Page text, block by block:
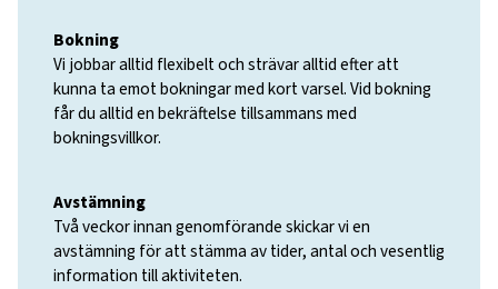
Bokning
Vi jobbar alltid flexibelt och strävar alltid efter att
kunna ta emot bokningar med kort varsel. Vid bokning
får du alltid en bekräftelse tillsammans med
bokningsvillkor.
Avstämning
Två veckor innan genomförande skickar vi en
avstämning för att stämma av tider, antal och vesentlig
information till aktiviteten.